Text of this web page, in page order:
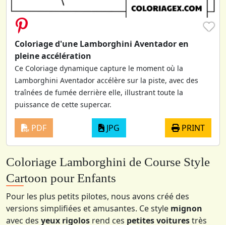
♥
Coloriage d'une Lamborghini Aventador en
pleine accélération
Ce Coloriage dynamique capture le moment où la
Lamborghini Aventador accélère sur la piste, avec des
traînées de fumée derrière elle, illustrant toute la
puissance de cette supercar.
PDF JPG PRINT
Coloriage Lamborghini de Course Style
Cartoon pour Enfants
Pour les plus petits pilotes, nous avons créé des
versions simplifiées et amusantes. Ce style mignon
avec des yeux rigolos rend ces petites voiturestrès